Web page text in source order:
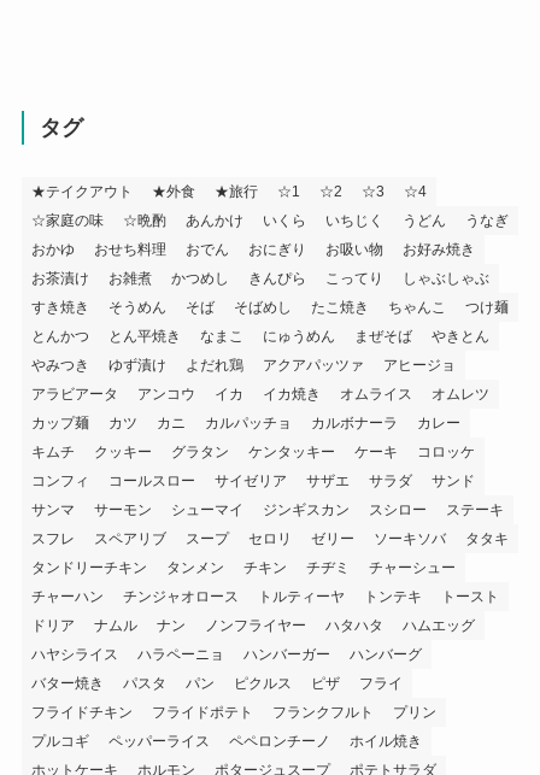
タグ
★テイクアウト ★外食 ★旅行 ☆1 ☆2 ☆3
☆4
☆家庭の味
☆晩酌 あんかけ いくら いちじく うどん
うなぎ
おかゆ
おせち料理 おでん おにぎり お吸い物
お好み焼き
お茶漬け
お雑煮 かつめし きんぴら こってり
しゃぶしゃぶ
すき焼き
そうめん そば そばめし たこ焼き ちゃんこ
つけ麺
とんかつ
とん平焼き なまこ にゅうめん まぜそば
やきとん
やみつき
ゆず漬け よだれ鶏 アクアパッツァ
アヒージョ
アラビアータ
アンコウ イカ イカ焼き オムライス
オムレツ
カップ麺
カツ カニ カルパッチョ カルボナーラ
カレー
キムチ
クッキー グラタン ケンタッキー ケーキ
コロッケ
コンフィ
コールスロー サイゼリア サザエ サラダ
サンド
サンマ
サーモン シューマイ ジンギスカン スシロー
ステーキ
スフレ
スペアリブ スープ セロリ ゼリー ソーキソバ
タタキ
タンドリーチキン
タンメン チキン チヂミ
チャーシュー
チャーハン
チンジャオロース トルティーヤ トンテキ
トースト
ドリア
ナムル ナン ノンフライヤー ハタハタ
ハムエッグ
ハヤシライス
ハラペーニョ ハンバーガー
ハンバーグ
バター焼き
パスタ パン ピクルス ピザ
フライ
フライドチキン
フライドポテト フランクフルト
プリン
プルコギ
ペッパーライス ペペロンチーノ
ホイル焼き
ホットケーキ
ホルモン ポタージュスープ ポテトサラダ